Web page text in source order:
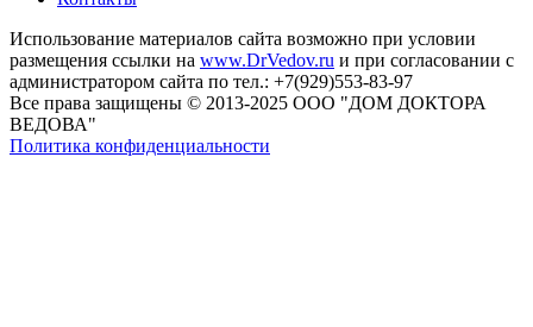
Использование материалов сайта возможно при условии
размещения ссылки на www.DrVedov.ru и при согласовании с
администратором сайта по тел.: +7(929)553-83-97
Все права защищены © 2013-2025 ООО "ДОМ ДОКТОРА
ВЕДОВА"
Политика конфиденциальности